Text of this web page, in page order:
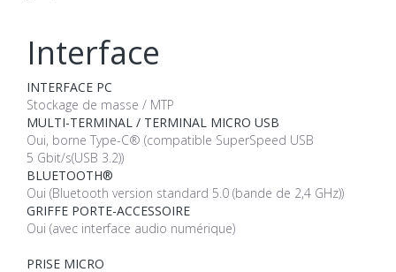
Interface
INTERFACE PC
Stockage de masse / MTP
MULTI-TERMINAL / TERMINAL MICRO USB
Oui, borne Type-C® (compatible SuperSpeed USB
5 Gbit/s(USB 3.2))
BLUETOOTH®
Oui (Bluetooth version standard 5.0 (bande de 2,4 GHz))
GRIFFE PORTE-ACCESSOIRE
Oui (avec interface audio numérique)
PRISE MICRO